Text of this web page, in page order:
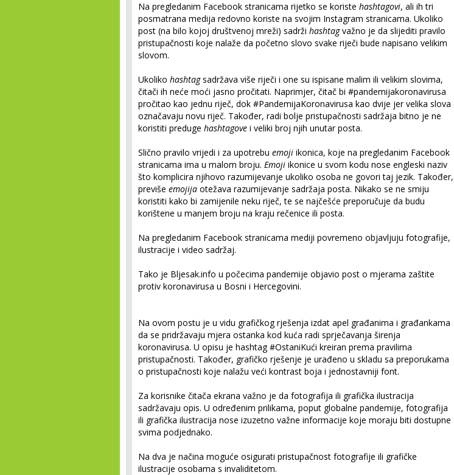
Na pregledanim Facebook stranicama rijetko se koriste hashtagovi, ali ih tri
posmatrana medija redovno koriste na svojim Instagram stranicama. Ukoliko
post (na bilo kojoj društvenoj mreži) sadrži hashtagvažno je da slijediti pravilo
pristupačnosti koje nalaže da početno slovo svake riječi bude napisano velikim
slovom.
Ukoliko hashtagsadržava više riječi i one su ispisane malim ili velikim slovima,
čitači ih neće moći jasno pročitati. Naprimjer, čitač bi #pandemijakoronavirusa
pročitao kao jednu riječ, dok #PandemijaKoronavirusa kao dvije jer velika slova
označavaju novu riječ. Također, radi bolje pristupačnosti sadržaja bitno je ne
koristiti preduge hashtagove i veliki broj njih unutar posta.
Slično pravilo vrijedi i za upotrebu emoji ikonica, koje na pregledanim Facebook
stranicama ima u malom broju. Emoji ikonice u svom kodu nose engleski naziv
što komplicira njihovo razumijevanje ukoliko osoba ne govori taj jezik. Također,
previše emojija otežava razumijevanje sadržaja posta. Nikako se ne smiju
koristiti kako bi zamijenile neku riječ, te se najčešće preporučuje da budu
korištene u manjem broju na kraju rečenice ili posta.
Na pregledanim Facebook stranicama mediji povremeno objavljuju fotografije,
ilustracije i video sadržaj.
Tako je Bljesak.info u počecima pandemije objavio post o mjerama zaštite
protiv koronavirusa u Bosni i Hercegovini.
Na ovom postu je u vidu grafičkog rješenja izdat apel građanima i građankama
da se pridržavaju mjera ostanka kod kuća radi sprječavanja širenja
koronavirusa. U opisu je hashtag #OstaniKući kreiran prema pravilima
pristupačnosti. Također, grafičko rješenje je urađeno u skladu sa preporukama
o pristupačnosti koje nalažu veći kontrast boja i jednostavniji font.
Za korisnike čitača ekrana važno je da fotografija ili grafička ilustracija
sadržavaju opis. U određenim prilikama, poput globalne pandemije, fotografija
ili grafička ilustracija nose izuzetno važne informacije koje moraju biti dostupne
svima podjednako.
Na dva je načina moguće osigurati pristupačnost fotografije ili grafičke
ilustracije osobama s invaliditetom.